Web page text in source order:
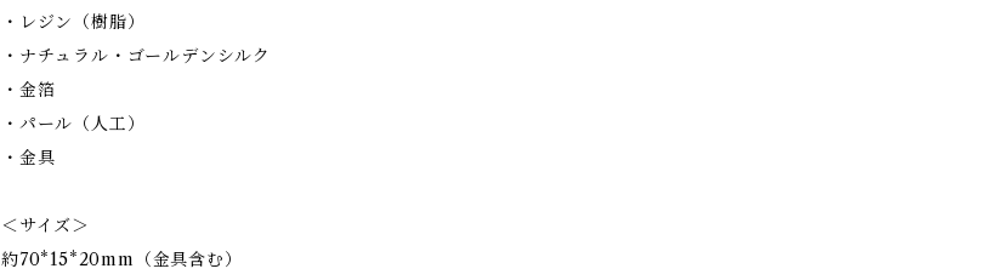
・レジン（樹脂）
・ナチュラル・ゴールデンシルク
・金箔
・パール（人工）
・金具
＜サイズ＞
約70*15*20mm（金具含む）